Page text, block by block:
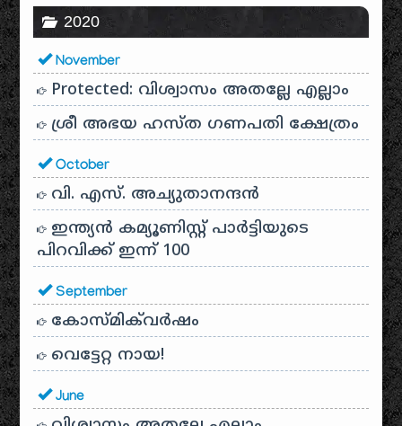
2020
November
Protected: വിശ്വാസം അതല്ലേ എല്ലാം
ശ്രീ അഭയ ഹസ്ത ഗണപതി ക്ഷേത്രം
October
വി. എസ്. അച്യുതാനന്ദൻ
ഇന്ത്യൻ കമ്യൂണിസ്റ്റ് പാർട്ടിയുടെ
പിറവിക്ക് ഇന്ന് 100
September
കോസ്മിക്‌വർഷം
വെട്ടേറ്റ നായ!
June